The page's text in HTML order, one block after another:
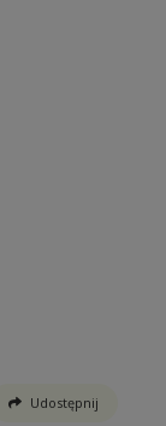
Udostępnij